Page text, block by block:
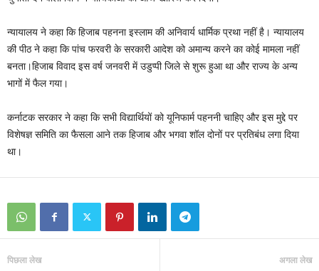
न्यायालय ने कहा कि हिजाब पहनना इस्लाम की अनिवार्य धार्मिक प्रथा नहीं है। न्यायालय
की पीठ ने कहा कि पांच फरवरी के सरकारी आदेश को अमान्य करने का कोई मामला नहीं
बनता।हिजाब विवाद इस वर्ष जनवरी में उडुप्पी जिले से शुरू हुआ था और राज्य के अन्य
भागों में फैल गया।
कर्नाटक सरकार ने कहा कि सभी विद्यार्थियों को यूनिफार्म पहननी चाहिए और इस मुद्दे पर
विशेषज्ञ समिति का फैसला आने तक हिजाब और भगवा शॉल दोनों पर प्रतिबंध लगा दिया
था।
पिछला लेख अगला लेख